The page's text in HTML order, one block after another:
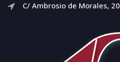
C/ Ambrosio de Morales, 20